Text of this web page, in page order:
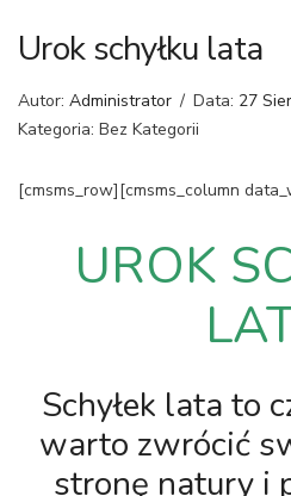
Urok schyłku lata
Autor: Administrator / Data: 27
Kategoria: Bez Kategorii
[cmsms_row][cmsms_column
UROK
Schyłek lata to
warto zwrócić
stronę natury i